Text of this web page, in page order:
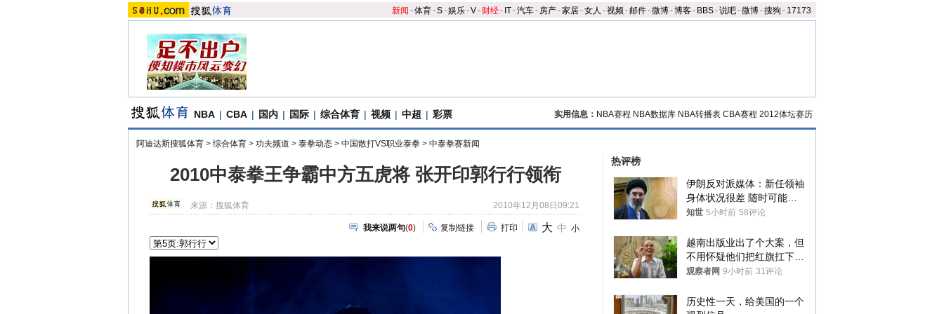
新闻 -体育-S-娱乐-V- 财经- IT-汽车- 房产-家居-女人 -视频-邮件-微博-博客- BBS-说吧-微博-搜狗 - 17173
NBA | CBA | 国内 | 国际 | 综合体育 | 视频 | 中超 | 彩票 实用信息： NBA赛程 NBA数据库 NBA转播表 CBA赛程 2012体坛赛历
阿迪达斯搜狐体育 > 综合体育 > 功夫频道 > 泰拳动态 > 中国散打VS职业泰拳 > 中泰拳赛新闻
2010中泰拳王争霸中方五虎将 张开印郭行行领衔
来源：搜狐体育 2010年12月08日09:21
我来说两句(0) 复制链接 打印 大 中 小
热评榜
伊朗反对派媒体：新任领袖
身体状况很差 随时可能离
世
知世 5小时前 58评论
越南出版业出了个大案，但
不用怀疑他们把红旗扛下去
的决心
观察者网 9小时前 31评论
历史性一天，给美国的一个